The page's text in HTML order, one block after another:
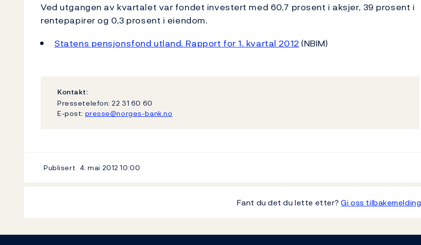
Ved utgangen av kvartalet var fondet investert med 60,7 prosent i aksjer, 39 prosent i
rentepapirer og 0,3 prosent i eiendom.
Statens pensjonsfond utland. Rapport for 1. kvartal 2012 (NBIM)
Kontakt:
Pressetelefon: 22 31 60 60
E-post: presse@norges-bank.no
Publisert 4. mai 201210:00
Fant du det du lette etter?Gi oss tilbakemelding